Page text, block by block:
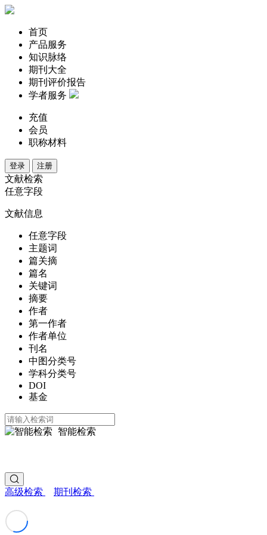
首页
产品服务
知识脉络
期刊大全
期刊评价报告
学者服务
充值
会员
职称材料
登录 注册
文献检索
任意字段
文献信息
任意字段
主题词
篇关摘
篇名
关键词
摘要
作者
第一作者
作者单位
刊名
中图分类号
学科分类号
DOI
基金
智能检索
高级检索 期刊检索